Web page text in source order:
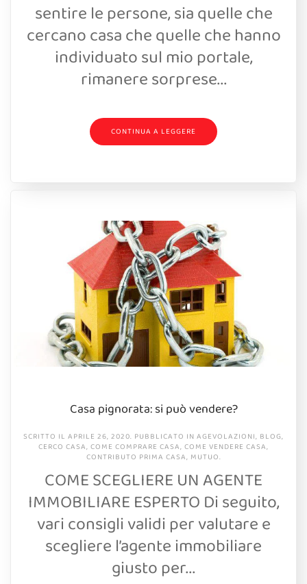
sentire le persone, sia quelle che
cercano casa che quelle che hanno
individuato sul mio portale,
rimanere sorprese...
CONTINUA A LEGGERE
Casa pignorata: si può vendere?
SCRITTO IL APRILE 26, 2020. PUBBLICATO IN AGEVOLAZIONI, BLOG,
CERCO CASA, COME COMPRARE CASA, COME VENDERE CASA,
CONTRIBUTO PRIMA CASA, MUTUO.
COME SCEGLIERE UN AGENTE
IMMOBILIARE ESPERTO Di seguito,
vari consigli validi per valutare e
scegliere l’agente immobiliare
giusto per...